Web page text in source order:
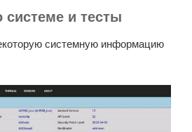
и тесты
системную информацию